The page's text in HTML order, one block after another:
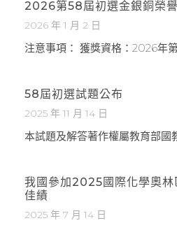
2026第58屆初選金銀銅榮
2026 年 1 月 2 日
注意事項： 獲獎資格：2026年
58屆初選試題公布
2025 年 11 月 14 日
本試題及解答著作權屬教育部國
我國參加2025國際化學奧林
佳績
2025 年 7 月 14 日